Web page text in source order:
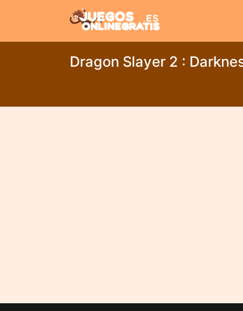
Dragon Slayer 2 :